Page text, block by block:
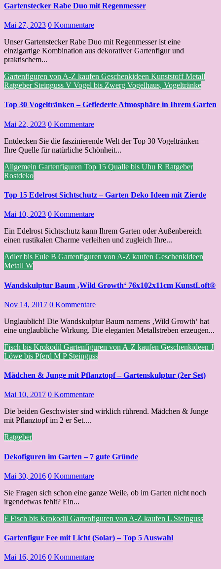
Gartenstecker Rabe Duo mit Regenmesser
Mai 27, 2023 0 Kommentare
Unser Gartenstecker Rabe Duo mit Regenmesser ist eine
einzigartige Kombination aus dekorativer Gartenfigur und
praktischem...
Gartenfiguren von A-Z kaufen Geschenkideen KunststoffMetall
Ratgeber Steinguss V Vogel bis Zwerg Vogelhaus, Vogeltränke
Top 30 Vogeltränken – Gefiederte Atmosphäre in Ihrem Garten
Mai 22, 2023 0 Kommentare
Entdecken Sie die faszinierende Welt der Top 30 Vogeltränken –
Ihre Quelle für natürliche Schönheit...
Allgemein Gartenfiguren Top 15 Qualle bis Uhu R Ratgeber
Rostdeko
Top 15 Edelrost Sichtschutz – Garten Deko Ideen mit Zierde
Mai 10, 2023 0 Kommentare
Ein Edelrost Sichtschutz kann Ihrem Garten oder Außenbereich
einen rustikalen Charme verleihen und zugleich Ihre...
Adler bis Eule B Gartenfiguren von A-Z kaufen Geschenkideen
Metall W
Wandskulptur Baum ‚Wild Growth‘ 76x102x11cm KunstLoft®
Nov 14, 2017 0 Kommentare
Unglaublich! Die Wandskulptur Baum namens ‚Wild Growth‘ hat
eine unglaubliche Wirkung. Die eleganten Metallstreben erzeugen...
Fisch bis Krokodil Gartenfiguren von A-Z kaufen Geschenkideen J
Löwe bis Pferd M P Steinguss
Mädchen & Junge mit Pflanztopf – Gartenskulptur (2er Set)
Mai 10, 2017 0 Kommentare
Die beiden Geschwister sind wirklich rührend. Mädchen & Junge
mit Pflanztopf im 2 er Set....
Ratgeber
Dekofiguren im Garten – 7 gute Gründe
Mai 30, 2016 0 Kommentare
Sie Fragen sich schon eine ganze Weile, ob im Garten nicht noch
irgendetwas fehlt? Ein...
F Fisch bis Krokodil Gartenfiguren von A-Z kaufen L Steinguss
Gartenfigur Fee mit Licht (Solar) – Top 5 Auswahl
Mai 16, 2016 0 Kommentare